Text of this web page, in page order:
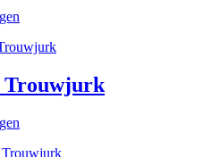
Trouwjurk